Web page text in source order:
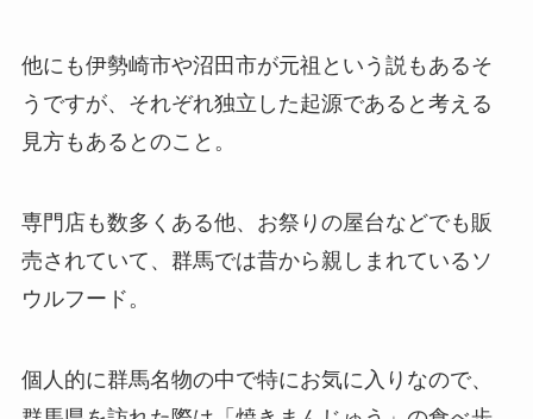
他にも伊勢崎市や沼田市が元祖という説もあるそ
うですが、それぞれ独立した起源であると考える
見方もあるとのこと。
専門店も数多くある他、お祭りの屋台などでも販
売されていて、群馬では昔から親しまれているソ
ウルフード。
個人的に群馬名物の中で特にお気に入りなので、